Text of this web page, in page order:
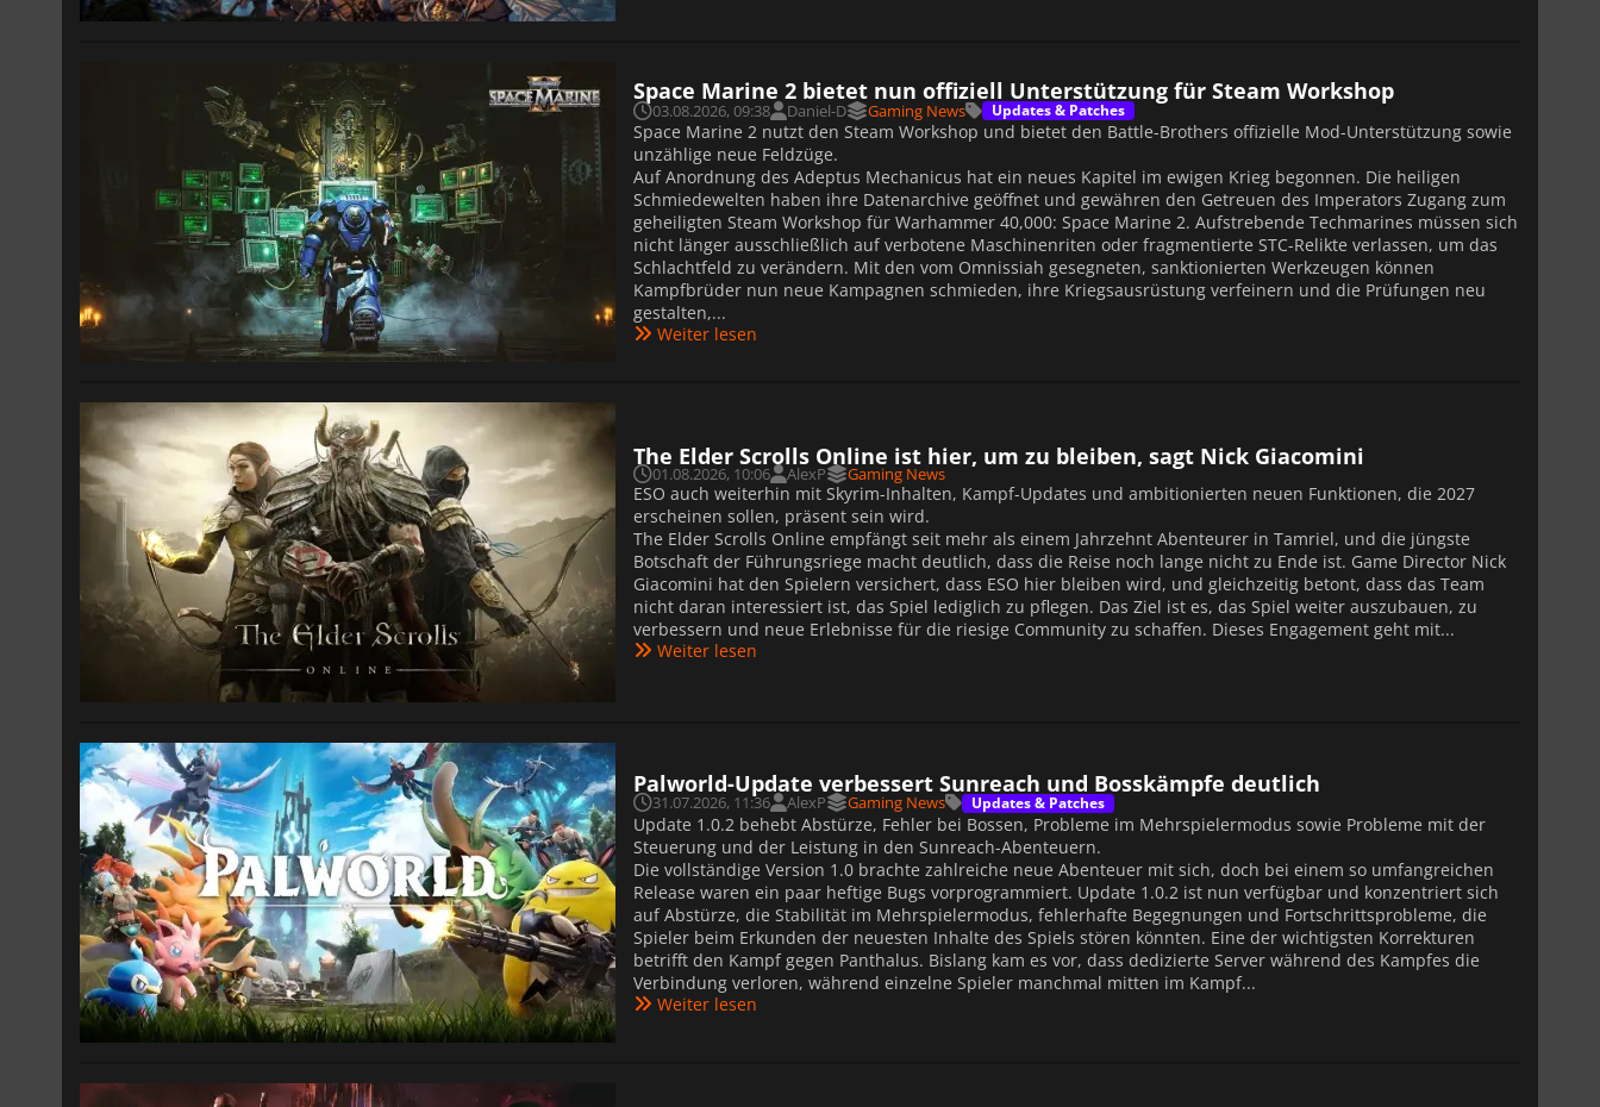
Space Marine 2 bietet nun offiziell Unterstützung für Steam Workshop
03.08.2026, 09:38 Daniel-D Gaming News Updates & Patches
Space Marine 2 nutzt den Steam Workshop und bietet den Battle-Brothers offizielle Mod-Unterstützung sowie
unzählige neue Feldzüge.
Auf Anordnung des Adeptus Mechanicus hat ein neues Kapitel im ewigen Krieg begonnen. Die heiligen
Schmiedewelten haben ihre Datenarchive geöffnet und gewähren den Getreuen des Imperators Zugang zum
geheiligten Steam Workshop für Warhammer 40,000: Space Marine 2. Aufstrebende Techmarines müssen sich
nicht länger ausschließlich auf verbotene Maschinenriten oder fragmentierte STC-Relikte verlassen, um das
Schlachtfeld zu verändern. Mit den vom Omnissiah gesegneten, sanktionierten Werkzeugen können
Kampfbrüder nun neue Kampagnen schmieden, ihre Kriegsausrüstung verfeinern und die Prüfungen neu
gestalten,...
Weiter lesen
The Elder Scrolls Online ist hier, um zu bleiben, sagt Nick Giacomini
01.08.2026, 10:06 AlexP Gaming News
ESO auch weiterhin mit Skyrim-Inhalten, Kampf-Updates und ambitionierten neuen Funktionen, die 2027
erscheinen sollen, präsent sein wird.
The Elder Scrolls Online empfängt seit mehr als einem Jahrzehnt Abenteurer in Tamriel, und die jüngste
Botschaft der Führungsriege macht deutlich, dass die Reise noch lange nicht zu Ende ist. Game Director Nick
Giacomini hat den Spielern versichert, dass ESO hier bleiben wird, und gleichzeitig betont, dass das Team
nicht daran interessiert ist, das Spiel lediglich zu pflegen. Das Ziel ist es, das Spiel weiter auszubauen, zu
verbessern und neue Erlebnisse für die riesige Community zu schaffen. Dieses Engagement geht mit...
Weiter lesen
Palworld-Update verbessert Sunreach und Bosskämpfe deutlich
31.07.2026, 11:36 AlexP Gaming News Updates & Patches
Update 1.0.2 behebt Abstürze, Fehler bei Bossen, Probleme im Mehrspielermodus sowie Probleme mit der
Steuerung und der Leistung in den Sunreach-Abenteuern.
Die vollständige Version 1.0 brachte zahlreiche neue Abenteuer mit sich, doch bei einem so umfangreichen
Release waren ein paar heftige Bugs vorprogrammiert. Update 1.0.2 ist nun verfügbar und konzentriert sich
auf Abstürze, die Stabilität im Mehrspielermodus, fehlerhafte Begegnungen und Fortschrittsprobleme, die
Spieler beim Erkunden der neuesten Inhalte des Spiels stören könnten. Eine der wichtigsten Korrekturen
betrifft den Kampf gegen Panthalus. Bislang kam es vor, dass dedizierte Server während des Kampfes die
Verbindung verloren, während einzelne Spieler manchmal mitten im Kampf...
Weiter lesen